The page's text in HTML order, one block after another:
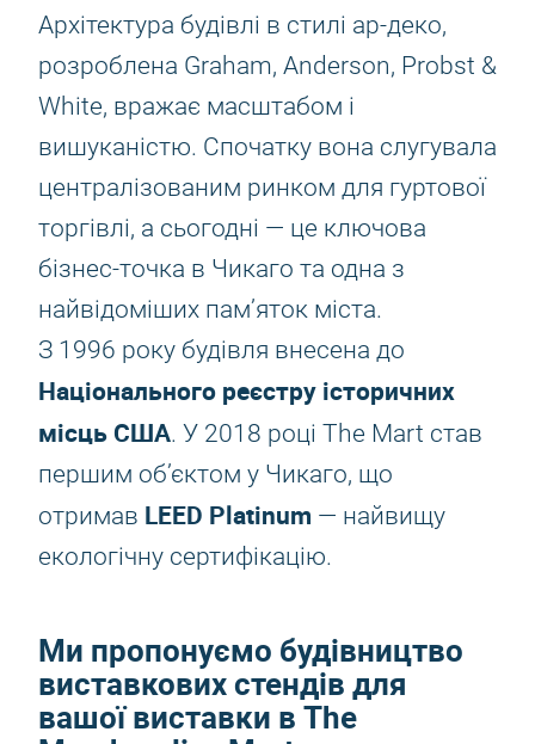
Архітектура будівлі в стилі ар-деко,
розроблена Graham, Anderson, Probst &
White, вражає масштабом і
вишуканістю. Спочатку вона слугувала
централізованим ринком для гуртової
торгівлі, а сьогодні — це ключова
бізнес-точка в Чикаго та одна з
найвідоміших пам’яток міста.
З 1996 року будівля внесена до
Національного реєстру історичних
місць США. У 2018 році The Mart став
першим об’єктом у Чикаго, що
отримав LEED Platinum — найвищу
екологічну сертифікацію.
Ми пропонуємо будівництво
виставкових стендів для
вашої виставки в The